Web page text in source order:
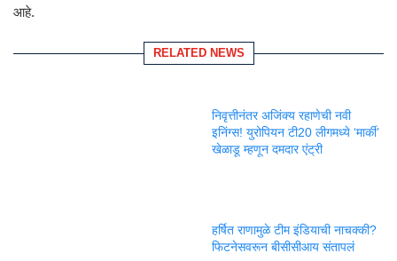
आहे.
RELATED NEWS
निवृत्तीनंतर अजिंक्य रहाणेची नवी
इनिंग्स! युरोपियन टी20 लीगमध्ये ‘मार्की’
खेळाडू म्हणून दमदार एंट्री
हर्षित राणामुळे टीम इंडियाची नाचक्की?
फिटनेसवरून बीसीसीआय संतापलं